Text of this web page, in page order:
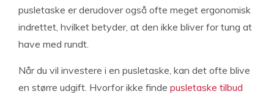
pusletaske er derudover også ofte meget ergonomisk
indrettet, hvilket betyder, at den ikke bliver for tung at
have med rundt.
Når du vil investere i en pusletaske, kan det ofte blive
en større udgift. Hvorfor ikke finde pusletaske tilbud